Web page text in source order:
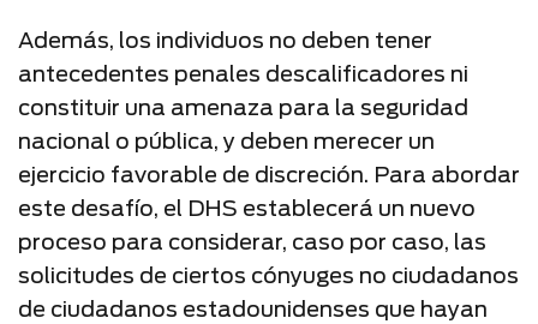
Además, los individuos no deben tener
antecedentes penales descalificadores ni
constituir una amenaza para la seguridad
nacional o pública, y deben merecer un
ejercicio favorable de discreción. Para abordar
este desafío, el DHS establecerá un nuevo
proceso para considerar, caso por caso, las
solicitudes de ciertos cónyuges no ciudadanos
de ciudadanos estadounidenses que hayan